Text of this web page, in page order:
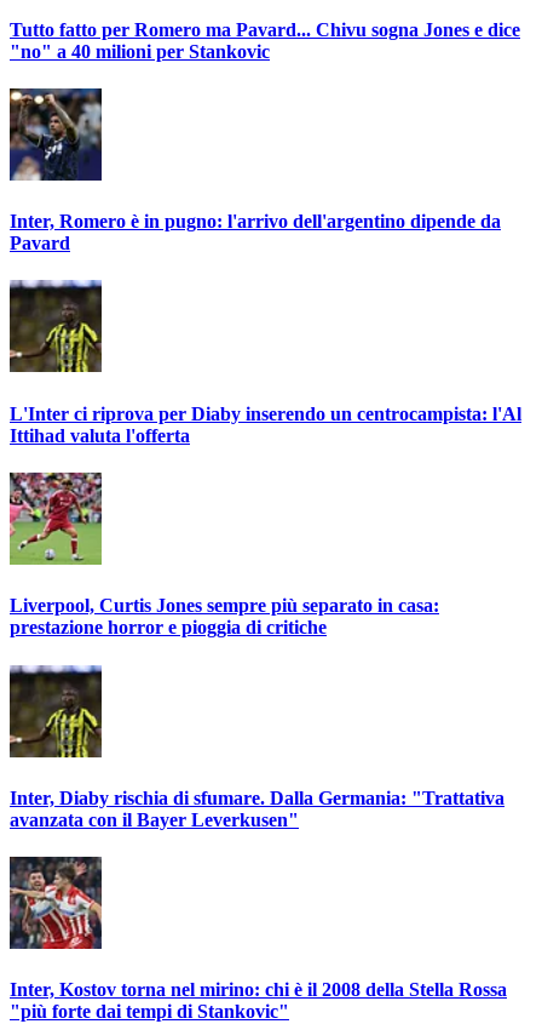
Tutto fatto per Romero ma Pavard... Chivu sogna Jones e dice
"no" a 40 milioni per Stankovic
Inter, Romero è in pugno: l'arrivo dell'argentino dipende da
Pavard
L'Inter ci riprova per Diaby inserendo un centrocampista: l'Al
Ittihad valuta l'offerta
Liverpool, Curtis Jones sempre più separato in casa:
prestazione horror e pioggia di critiche
Inter, Diaby rischia di sfumare. Dalla Germania: "Trattativa
avanzata con il Bayer Leverkusen"
Inter, Kostov torna nel mirino: chi è il 2008 della Stella Rossa
"più forte dai tempi di Stankovic"